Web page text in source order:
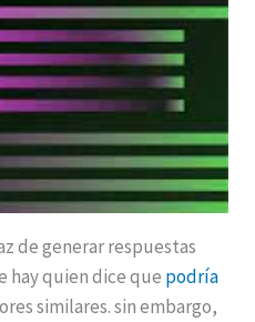
de generar respuestas
hay quien dice que podría
similares. sin embargo,